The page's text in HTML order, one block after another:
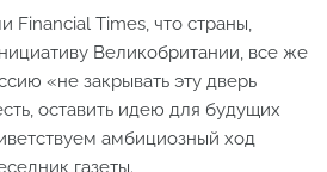
Financial Times, что страны,
Великобритании, все же
«не закрывать эту дверь
оставить идею для будущих
амбициозный ход
газеты.